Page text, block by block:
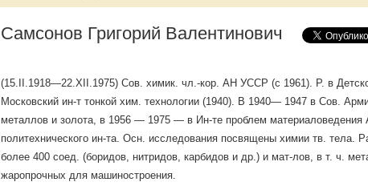
Самсонов Григорий Валентинович
(15.II.1918—22.XII.1975) Сов. химик. чл.-кор. АН УССР (с 1961). Р. в
Московский ин-т тонкой хим. технологии (1940). В 1940— 1947 в Сов.
металлов и золота, в 1956 — 1975 — в Ин-те проблем
политехнического ин-та. Осн. исследования посвящены химии тв. тела.
более 400 соед. (боридов, нитридов, карбидов и др.) и мат-лов, в т. ч.
жаропрочных для машиностроения.